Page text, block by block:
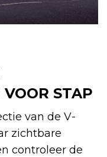
STAP
van de V-
zichtbare
controleer de